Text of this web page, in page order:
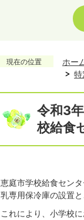
現在の位置 ホー
特
令和3
校給食
恵庭市学校給食セン
乳専用保冷庫の設置
これにより、小学校